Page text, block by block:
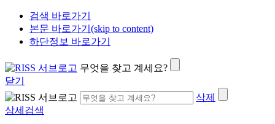
검색 바로가기
본문 바로가기(skip to content)
하단정보 바로가기
무엇을 찾고 계세요?
닫기
삭제
상세검색